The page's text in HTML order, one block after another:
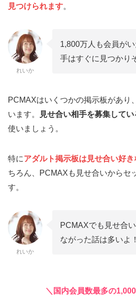
見つけられます。
れいか
1,800万人も会員が
手はすぐに見つかり
PCMAXはいくつかの掲示板があり
います。
見せ合い相手を募集して
使いましょう。
特にアダルト掲示板は見せ合い好
ちろん、PCMAXも見せ合いからセ
す。
れいか
PCMAXでも見せ合
ながった話は多いよ！
＼国内会員数最多の